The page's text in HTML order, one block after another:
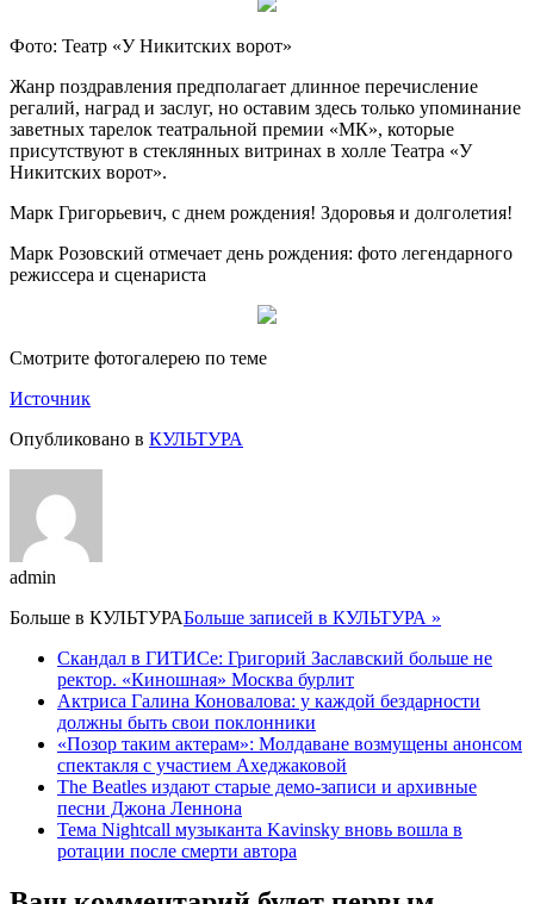
Фото: Театр «У Никитских ворот»
Жанр поздравления предполагает длинное перечисление
регалий, наград и заслуг, но оставим здесь только упоминание
заветных тарелок театральной премии «МК», которые
присутствуют в стеклянных витринах в холле Театра «У
Никитских ворот».
Марк Григорьевич, с днем рождения! Здоровья и долголетия!
Марк Розовский отмечает день рождения: фото легендарного
режиссера и сценариста
Смотрите фотогалерею по теме
Источник
Опубликовано в КУЛЬТУРА
admin
Больше в КУЛЬТУРАБольше записей в КУЛЬТУРА »
Скандал в ГИТИСе: Григорий Заславский больше не
ректор. «Киношная» Москва бурлит
Актриса Галина Коновалова: у каждой бездарности
должны быть свои поклонники
«Позор таким актерам»: Молдаване возмущены анонсом
спектакля с участием Ахеджаковой
The Beatles издают старые демо-записи и архивные
песни Джона Леннона
Тема Nightcall музыканта Kavinsky вновь вошла в
ротации после смерти автора